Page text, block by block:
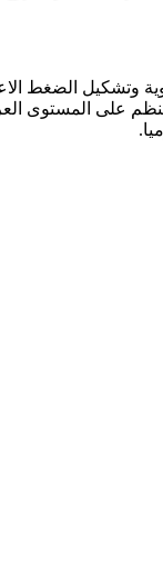
الضغط
على المستوى